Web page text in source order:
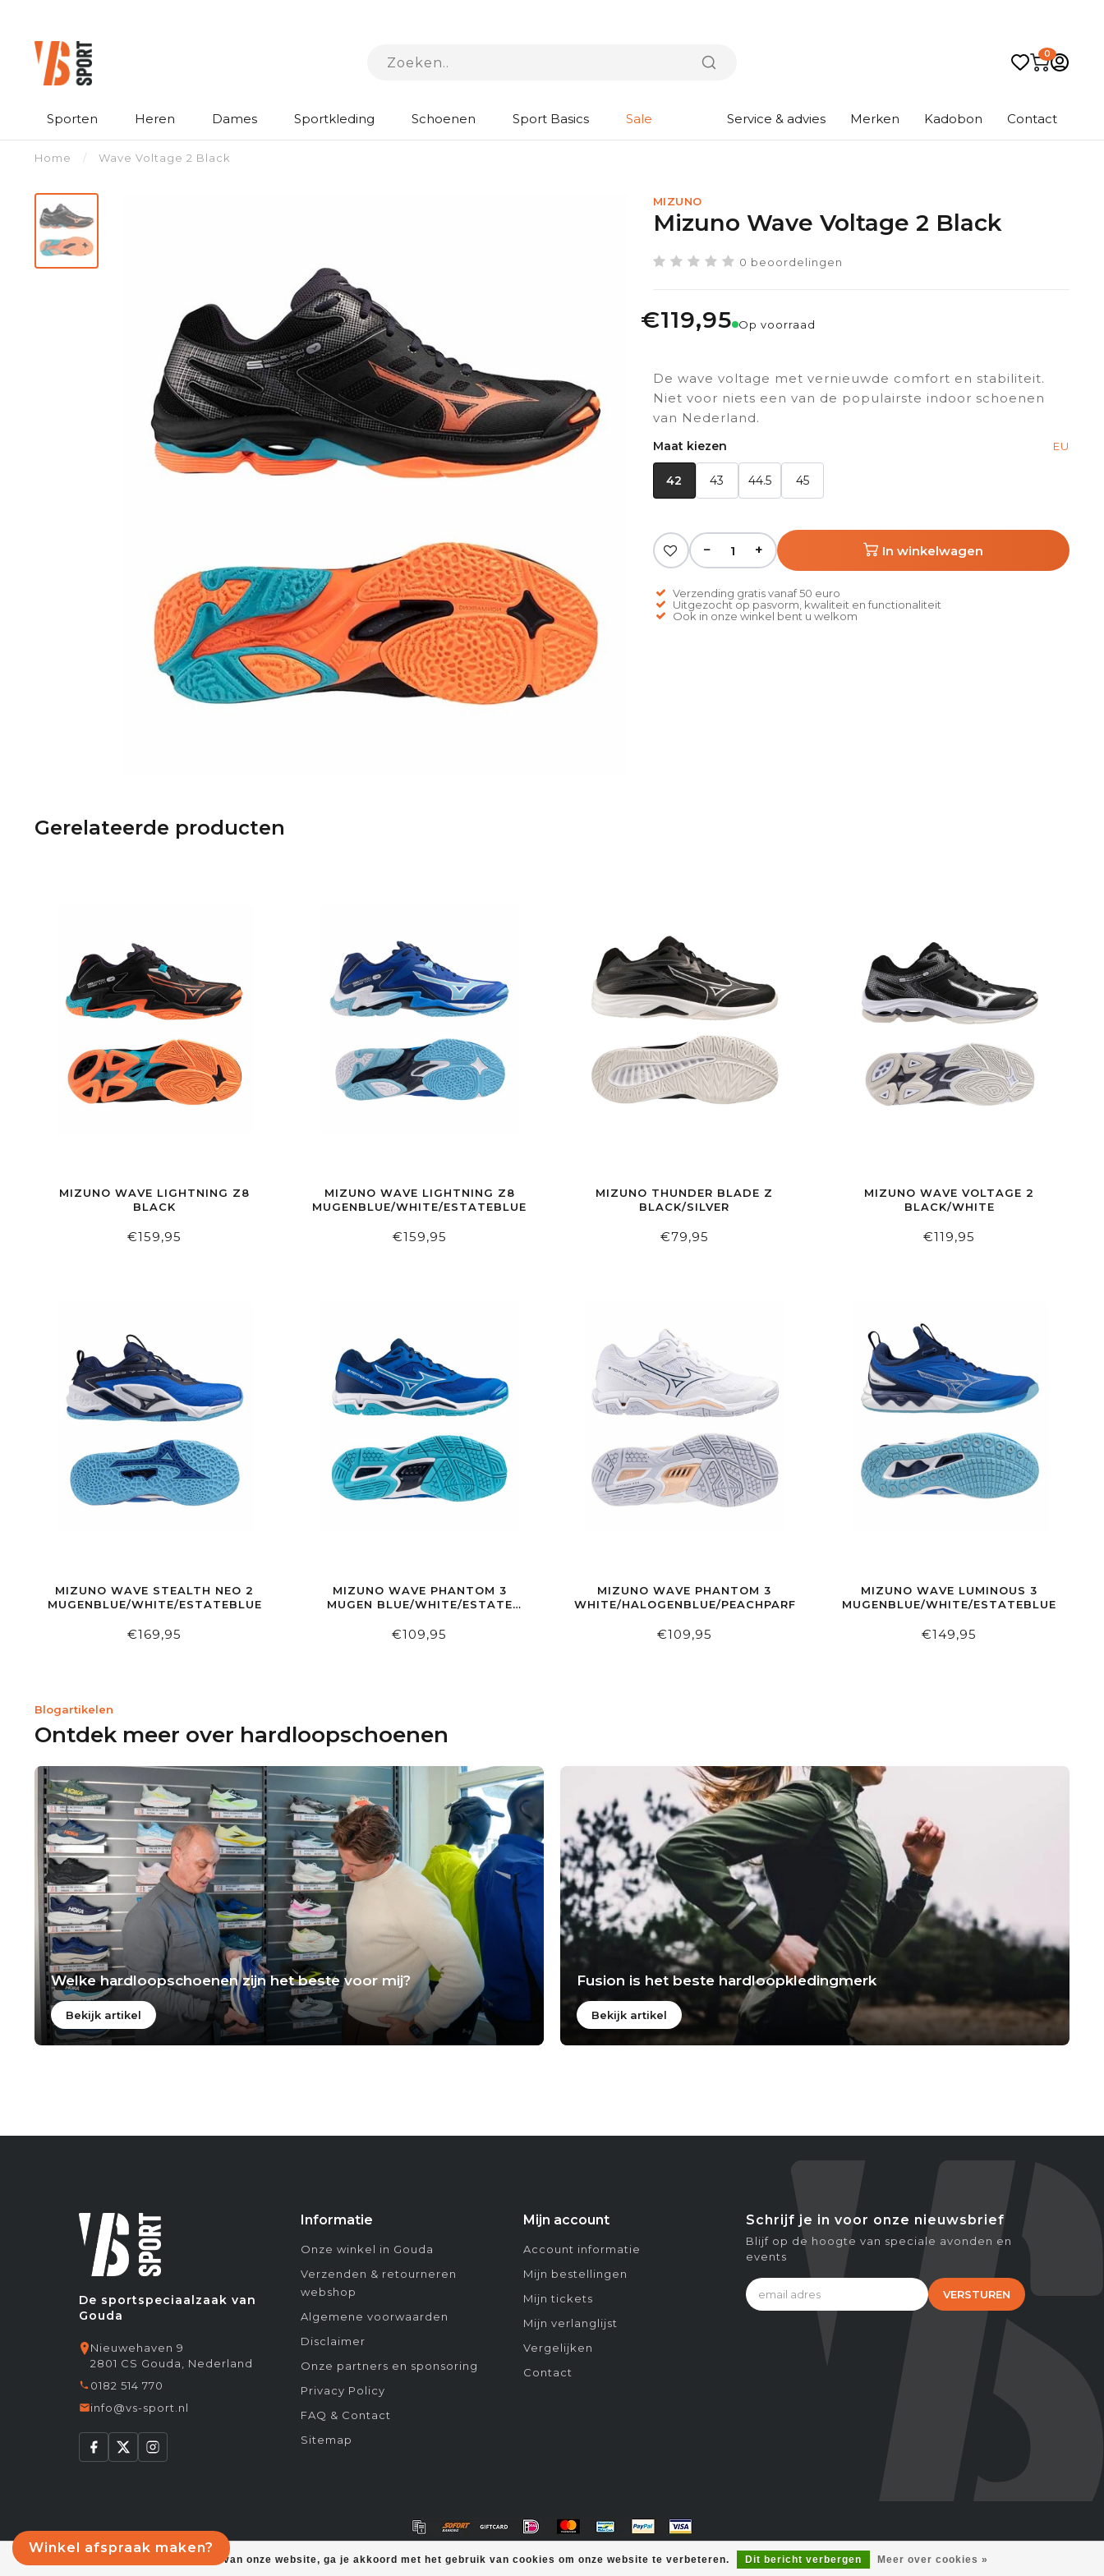
Winkel afspraak maken?
0
Sporten Heren Dames Sportkleding Schoenen Sport Basics Sale Service & advies Merken Kadobon Contact
Home / Wave Voltage 2 Black
MIZUNO
Mizuno Wave Voltage 2 Black
0 beoordelingen
€119,95 Op voorraad
De wave voltage met vernieuwde comfort en stabiliteit.
Niet voor niets een van de populairste indoor schoenen
van Nederland.
Maat kiezen EU
42 43 44.5 45
− + In winkelwagen
Verzending gratis vanaf 50 euro
Uitgezocht op pasvorm, kwaliteit en functionaliteit
Ook in onze winkel bent u welkom
Gerelateerde producten
MIZUNO WAVE LIGHTNING Z8
BLACK
€159,95
MIZUNO WAVE LIGHTNING Z8
MUGENBLUE/WHITE/ESTATEBLUE
€159,95
MIZUNO THUNDER BLADE Z
BLACK/SILVER
€79,95
MIZUNO WAVE VOLTAGE 2
BLACK/WHITE
€119,95
MIZUNO WAVE STEALTH NEO 2
MUGENBLUE/WHITE/ESTATEBLUE
€169,95
MIZUNO WAVE PHANTOM 3
MUGEN BLUE/WHITE/ESTATE
€109,95
MIZUNO WAVE PHANTOM 3
WHITE/HALOGENBLUE/PEACHPARFAIT
€109,95
MIZUNO WAVE LUMINOUS 3
MUGENBLUE/WHITE/ESTATEBLUE
€149,95
Blogartikelen
Ontdek meer over hardloopschoenen
Welke hardloopschoenen zijn het beste voor mij?
Bekijk artikel
Fusion is het beste hardloopkledingmerk
Bekijk artikel
Door het gebruiken van onze website, ga je akkoord met het gebruik van cookies om onze website te verbeteren. Dit bericht verbergen Meer over cookies »
De sportspeciaalzaak van
Gouda
Nieuwehaven 9
2801 CS Gouda, Nederland
0182 514 770
info@vs-sport.nl
Informatie
Onze winkel in Gouda
Verzenden & retourneren
webshop
Algemene voorwaarden
Disclaimer
Onze partners en sponsoring
Privacy Policy
FAQ & Contact
Sitemap
Mijn account
Account informatie
Mijn bestellingen
Mijn tickets
Mijn verlanglijst
Vergelijken
Contact
Schrijf je in voor onze nieuwsbrief
Blijf op de hoogte van speciale avonden en
events
VERSTUREN